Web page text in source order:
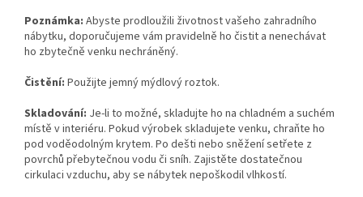
Poznámka: Abyste prodloužili životnost vašeho zahradního
nábytku, doporučujeme vám pravidelně ho čistit a nenechávat
ho zbytečně venku nechráněný.
Čistění: Použijte jemný mýdlový roztok.
Skladování: Je-li to možné, skladujte ho na chladném a suchém
místě v interiéru. Pokud výrobek skladujete venku, chraňte ho
pod voděodolným krytem. Po dešti nebo sněžení setřete z
povrchů přebytečnou vodu či sníh. Zajistěte dostatečnou
cirkulaci vzduchu, aby se nábytek nepoškodil vlhkostí.